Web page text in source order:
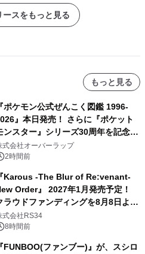
ースをもっと見る
もっと見る
『ポケモン公式ぜんこく図鑑 1996-
』本日発売！ さらに『ポケット
ンスター』シリーズ30周年を記念し
画集『ポケットモンスター ビジュア
アートブック』の発売決定！ 2026
式会社オーバーラップ
2時間前
『Karous -The Blur of Re:venant-
Order』 2027年1月発売予定！
ラウドファンディングを8月8日より
始
式会社RS34
8時間前
『FUNBOO(ファンブー)』が、スシロ